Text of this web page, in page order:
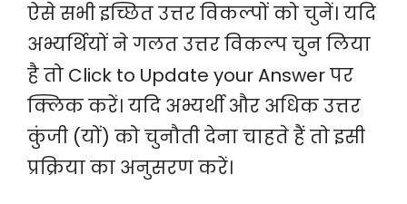
ऐसे सभी इच्छित उत्तर विकल्पों को चुनें। यदि
अभ्यर्थियों ने गलत उत्तर विकल्प चुन लिया
है तो Click to Update your Answer पर
क्लिक करें। यदि अभ्यर्थी और अधिक उत्तर
कुंजी (यों) को चुनौती देना चाहते हैं तो इसी
प्रक्रिया का अनुसरण करें।